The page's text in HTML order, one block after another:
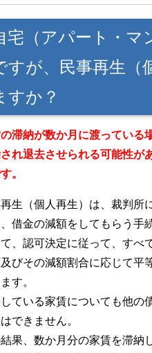
宅（アパート・マ
すが、民事再生（
すか？
滞納が数か月に渡っている
れ退去させられる可能性が
。
生（個人再生）は、裁判所
借金の減額をしてもらう手
、認可決定に従って、すべ
びその減額割合に応じて平
す。
ている家賃についても他の
できません。
果、数か月分の家賃を滞納